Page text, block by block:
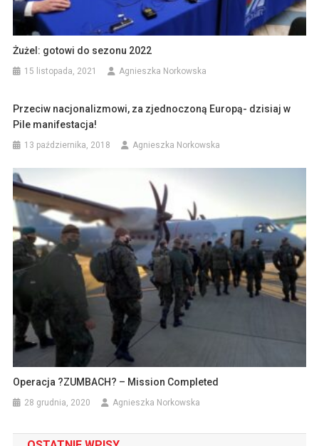
Żużel: gotowi do sezonu 2022
15 listopada, 2021 Agnieszka Norkowska
Przeciw nacjonalizmowi, za zjednoczoną Europą- dzisiaj w
Pile manifestacja!
13 października, 2018 Agnieszka Norkowska
Operacja ?ZUMBACH? – Mission Completed
28 grudnia, 2020 Agnieszka Norkowska